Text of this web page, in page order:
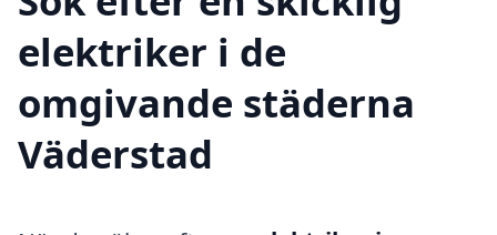
elektriker i de
omgivande städerna
Väderstad